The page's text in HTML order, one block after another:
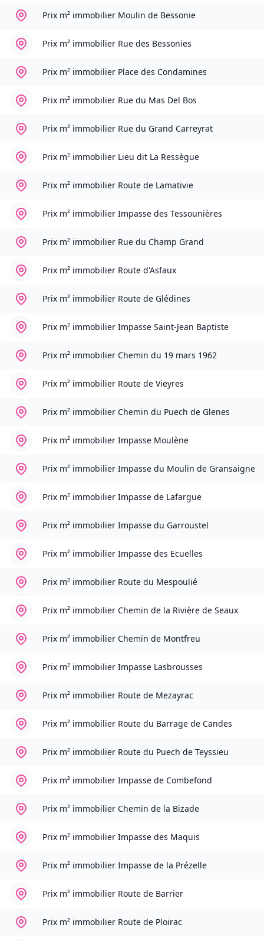
Prix m² immobilier Moulin de Bessonie
Prix m² immobilier Rue des Bessonies
Prix m² immobilier Place des Condamines
Prix m² immobilier Rue du Mas Del Bos
Prix m² immobilier Rue du Grand Carreyrat
Prix m² immobilier Lieu dit La Ressègue
Prix m² immobilier Route de Lamativie
Prix m² immobilier Impasse des Tessounières
Prix m² immobilier Rue du Champ Grand
Prix m² immobilier Route d'Asfaux
Prix m² immobilier Route de Glédines
Prix m² immobilier Impasse Saint-Jean Baptiste
Prix m² immobilier Chemin du 19 mars 1962
Prix m² immobilier Route de Vieyres
Prix m² immobilier Chemin du Puech de Glenes
Prix m² immobilier Impasse Moulène
Prix m² immobilier Impasse du Moulin de Gransaigne
Prix m² immobilier Impasse de Lafargue
Prix m² immobilier Impasse du Garroustel
Prix m² immobilier Impasse des Ecuelles
Prix m² immobilier Route du Mespoulié
Prix m² immobilier Chemin de la Rivière de Seaux
Prix m² immobilier Chemin de Montfreu
Prix m² immobilier Impasse Lasbrousses
Prix m² immobilier Route de Mezayrac
Prix m² immobilier Route du Barrage de Candes
Prix m² immobilier Route du Puech de Teyssieu
Prix m² immobilier Impasse de Combefond
Prix m² immobilier Chemin de la Bizade
Prix m² immobilier Impasse des Maquis
Prix m² immobilier Impasse de la Prézelle
Prix m² immobilier Route de Barrier
Prix m² immobilier Route de Ploirac